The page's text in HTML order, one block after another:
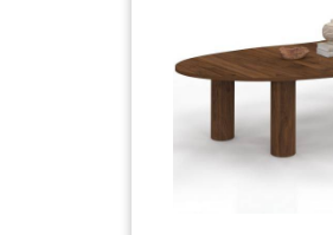
34.9
94%
1.0